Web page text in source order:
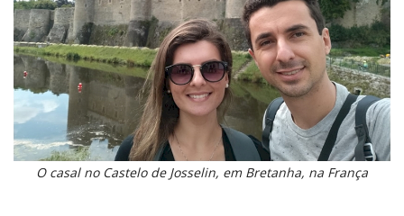
O casal no Castelo de Josselin, em Bretanha, na França